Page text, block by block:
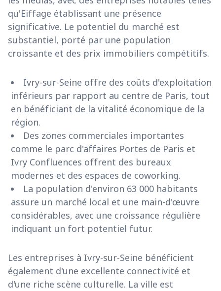
qu'Eiffage établissant une présence
significative. Le potentiel du marché est
substantiel, porté par une population
croissante et des prix immobiliers compétitifs.
Ivry-sur-Seine offre des coûts d'exploitation
inférieurs par rapport au centre de Paris, tout
en bénéficiant de la vitalité économique de la
région.
Des zones commerciales importantes
comme le parc d'affaires Portes de Paris et
Ivry Confluences offrent des bureaux
modernes et des espaces de coworking.
La population d'environ 63 000 habitants
assure un marché local et une main-d'œuvre
considérables, avec une croissance régulière
indiquant un fort potentiel futur.
Les entreprises à Ivry-sur-Seine bénéficient
également d'une excellente connectivité et
d'une riche scène culturelle. La ville est